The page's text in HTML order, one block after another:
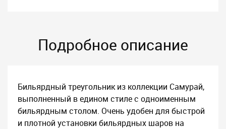
Подробное описание
Бильярдный треугольник из коллекции Самурай,
выполненный в едином стиле с одноименным
бильярдным столом. Очень удобен для быстрой
и плотной установки бильярдных шаров на